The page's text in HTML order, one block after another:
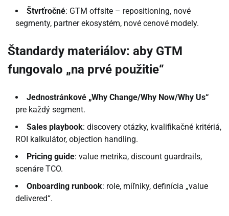
Štvrťročné: GTM offsite – repositioning, nové
segmenty, partner ekosystém, nové cenové modely.
Štandardy materiálov: aby GTM
fungovalo „na prvé použitie“
Jednostránkové „Why Change/Why Now/Why Us“
pre každý segment.
Sales playbook: discovery otázky, kvalifikačné kritériá,
ROI kalkulátor, objection handling.
Pricing guide: value metrika, discount guardrails,
scenáre TCO.
Onboarding runbook: role, míľniky, definícia „value
delivered“.